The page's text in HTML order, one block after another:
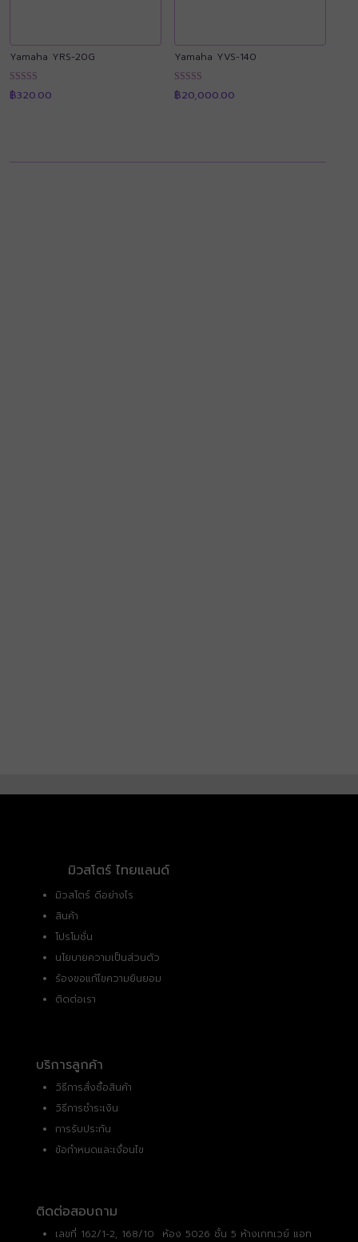
Yamaha YRS-20G
ให้คะแนน
4.90
฿320.00
Yamaha YVS-140
ให้คะแนน
4.89
฿20,000.00
มิวสโตร์ ไทยแลนด์
มิวสโตร์ ดีอย่างไร
สินค้า
โปรโมชั่น
นโยบายความเป็นส่วนตัว
ร้องขอแก้ไขความยินยอม
ติดต่อเรา
บริการลูกค้า
วิธีการสั่งซื้อสินค้า
วิธีการชำระเงิน
การรับประกัน
ข้อกำหนดและเงื่อนไข
ติดต่อสอบถาม
เลขที่ 162/1-2, 168/10 ห้อง 5026 ชั้น 5 ห้างเกทเวย์ แอท